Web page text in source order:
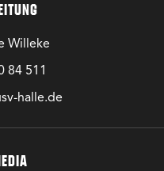
Willeke
84 511
halle.de